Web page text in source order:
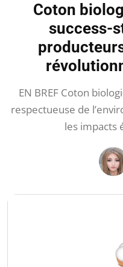
Coton
success-
EN BREF Coton
respectueuse de
les impacts